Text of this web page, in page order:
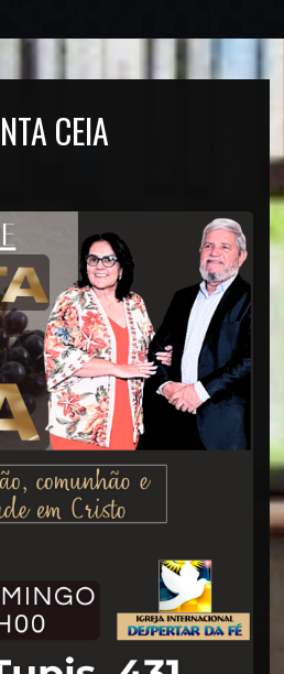
CEIA